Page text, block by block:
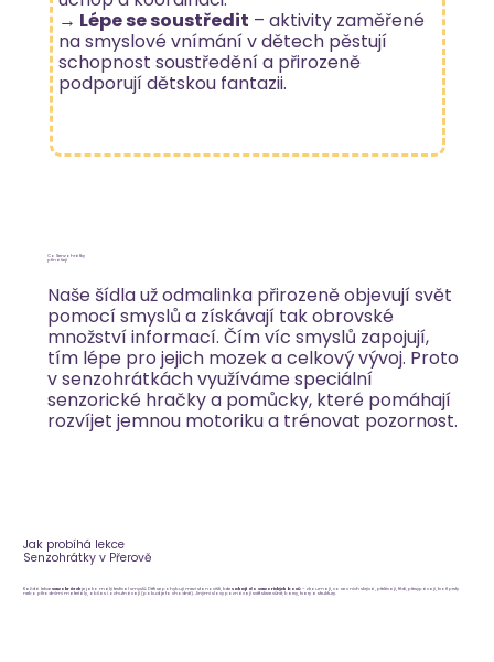
Co Senzohrátky
přinášejí
Naše šídla už odmalinka přirozeně objevují svět
pomocí smyslů a získávají tak obrovské
množství informací. Čím víc smyslů zapojují,
tím lépe pro jejich mozek a celkový vývoj. Proto
v senzohrátkách využíváme speciální
senzorické hračky a pomůcky, které pomáhají
rozvíjet jemnou motoriku a trénovat pozornost.
→ Lépe se soustředit – aktivity zaměřené
na smyslové vnímání v dětech pěstují
schopnost soustředění a přirozeně
podporují dětskou fantazii.
Jak probíhá lekce
Senzohrátky v Přerově
Každá lekceSenzohrátek je jako malý festival smyslů. Děti se pohybují mezi stanovišti, kdesahají do senzorických boxů– zkoumají, co se v nich skrývá, přelévají, třídí, přesypávají, tvoří prsty
nebo přírodními materiály, občas i ochutnávají (pokud je to vhodné). Jinými slovy poznávají svět skrze vůně, barvy, tvary a struktury.